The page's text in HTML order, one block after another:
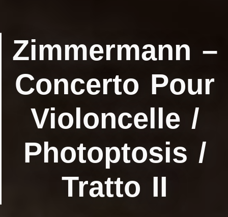
Zimmermann –
Concerto Pour
Violoncelle /
Photoptosis /
Tratto II